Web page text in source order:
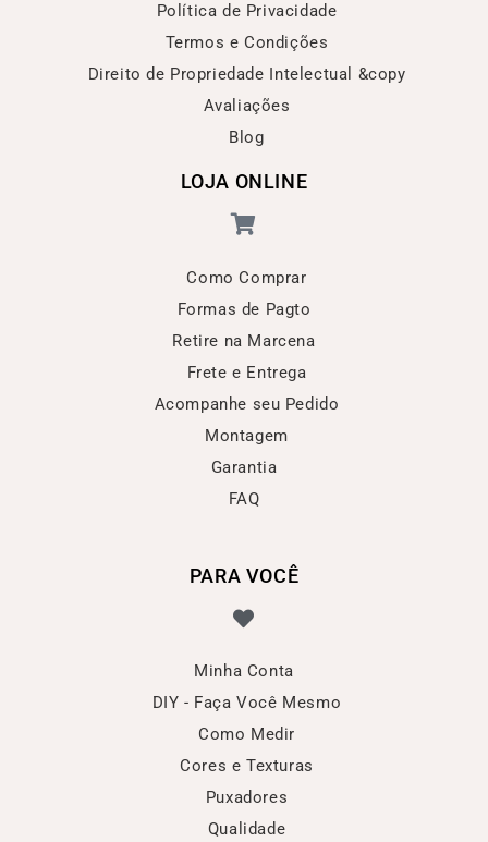
Política de Privacidade
Termos e Condições
Direito de Propriedade Intelectual &copy
Avaliações
Blog
LOJA ONLINE
Como Comprar
Formas de Pagto
Retire na Marcena
Frete e Entrega
Acompanhe seu Pedido
Montagem
Garantia
FAQ
PARA VOCÊ
Minha Conta
DIY - Faça Você Mesmo
Como Medir
Cores e Texturas
Puxadores
Qualidade